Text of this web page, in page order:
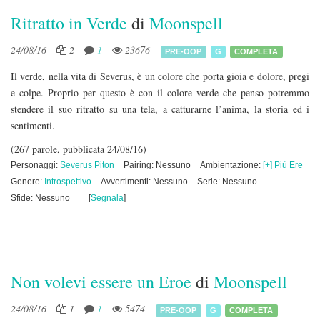
Ritratto in Verde di Moonspell
24/08/16 2 1 23676 PRE-OOP G COMPLETA
Il verde, nella vita di Severus, è un colore che porta gioia e dolore, pregi
e colpe. Proprio per questo è con il colore verde che penso potremmo
stendere il suo ritratto su una tela, a catturarne l’anima, la storia ed i
sentimenti.
(267 parole, pubblicata 24/08/16)
Personaggi: Severus Piton Pairing: Nessuno Ambientazione: [+] Più Ere
Genere: Introspettivo Avvertimenti: Nessuno
Serie: Nessuno
Sfide: Nessuno
[Segnala]
Non volevi essere un Eroe di Moonspell
24/08/16 1 1 5474 PRE-OOP G COMPLETA